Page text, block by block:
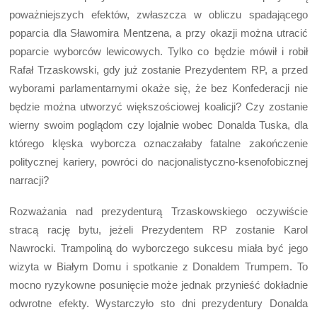
poważniejszych efektów, zwłaszcza w obliczu spadającego
poparcia dla Sławomira Mentzena, a przy okazji można utracić
poparcie wyborców lewicowych. Tylko co będzie mówił i robił
Rafał Trzaskowski, gdy już zostanie Prezydentem RP, a przed
wyborami parlamentarnymi okaże się, że bez Konfederacji nie
będzie można utworzyć większościowej koalicji? Czy zostanie
wierny swoim poglądom czy lojalnie wobec Donalda Tuska, dla
którego klęska wyborcza oznaczałaby fatalne zakończenie
politycznej kariery, powróci do nacjonalistyczno-ksenofobicznej
narracji?
Rozważania nad prezydenturą Trzaskowskiego oczywiście
stracą rację bytu, jeżeli Prezydentem RP zostanie Karol
Nawrocki. Trampoliną do wyborczego sukcesu miała być jego
wizyta w Białym Domu i spotkanie z Donaldem Trumpem. To
mocno ryzykowne posunięcie może jednak przynieść dokładnie
odwrotne efekty. Wystarczyło sto dni prezydentury Donalda